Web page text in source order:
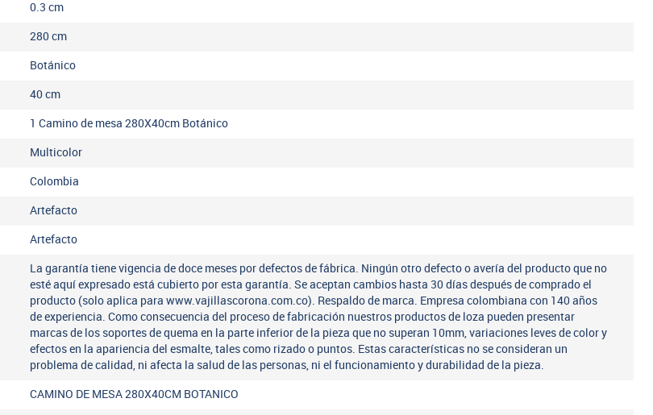
0.3 cm
280cm
Botánico
40cm
1 Camino de mesa 280X40cm Botánico
Multicolor
Colombia
Artefacto
Artefacto
La garantía tiene vigencia de doce meses por defectos de fábrica. Ningún otro defecto o avería del producto que no
esté aquí expresado está cubierto por esta garantía. Se aceptan cambios hasta 30 días después de comprado el
producto (solo aplica para www.vajillascorona.com.co). Respaldo de marca. Empresa colombiana con 140 años
de experiencia. Como consecuencia del proceso de fabricación nuestros productos de loza pueden presentar
marcas de los soportes de quema en la parte inferior de la pieza que no superan 10mm, variaciones leves de color y
efectos en la apariencia del esmalte, tales como rizado o puntos. Estas características no se consideran un
problema de calidad, ni afecta la salud de las personas, ni el funcionamiento y durabilidad de la pieza.
CAMINO DE MESA 280X40CM BOTANICO